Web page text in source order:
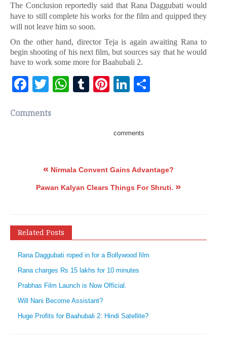
The Conclusion reportedly said that Rana Daggubati would
have to still complete his works for the film and quipped they
will not leave him so soon.
On the other hand, director Teja is again awaiting Rana to
begin shooting of his next film, but sources say that he would
have to work some more for Baahubali 2.
Facebook
TwitterWhatsApp
TumblrPinterest
LinkedIn
Comments
comments
« Nirmala Convent Gains Advantage?
Pawan Kalyan Clears Things For Shruti. »
Related Posts
Rana Daggubati roped in for a Bollywood film
Rana charges Rs 15 lakhs for 10 minutes
Prabhas Film Launch is Now Official.
Will Nani Become Assistant?
Huge Profits for Baahubali 2: Hindi Satellite?